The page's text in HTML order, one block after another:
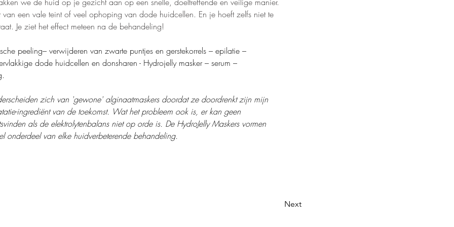
een vale teint of veel ophoping van dode huidcellen. En je hoeft zelfs niet te
Je ziet het effect meteen na de behandeling!
peeling– verwijderen van zwarte puntjes en gerstekorrels – epilatie –
dode huidcellen en donsharen - Hydrojelly masker – serum –
zich van 'gewone' alginaatmaskers doordat ze doordrenkt zijn mijn
ingrediënt van de toekomst. Wat het probleem ook is, er kan geen
als de elektrolytenbalans niet op orde is. De HydroJelly Maskers vormen
onderdeel van elke huidverbeterende behandeling.
Next